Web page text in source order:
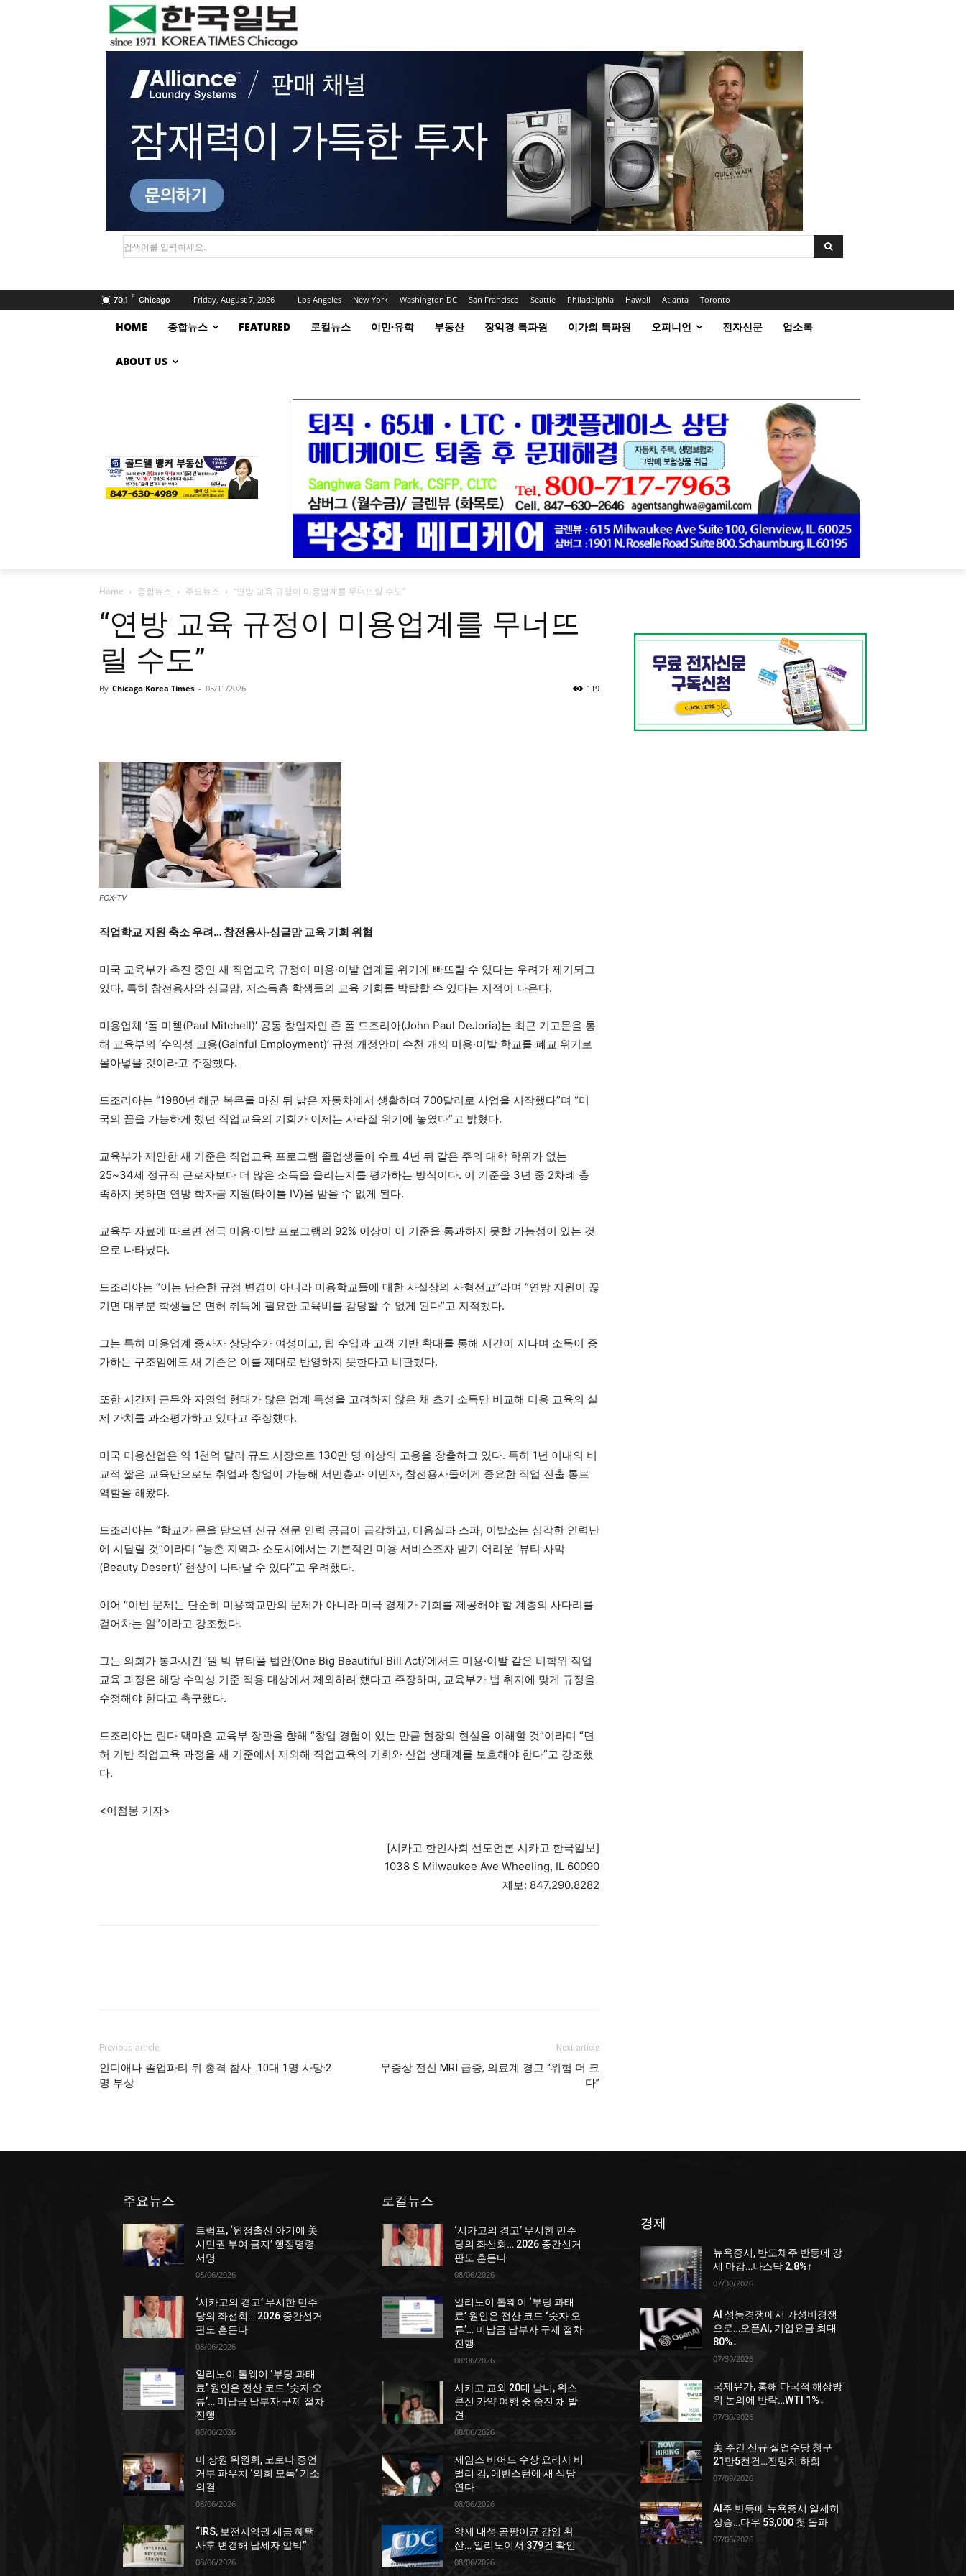
검색어를 입력하세요.
70.1 F Chicago Friday, August 7, 2026 Los Angeles New York Washington DC San Francisco Seattle Philadelphia Hawaii Atlanta Toronto
HOME 종합뉴스 FEATURED 로컬뉴스 이민·유학 부동산 장익경 특파원 이가희 특파원 오피니언 전자신문 업소록
ABOUT US
Home 종합뉴스 주요뉴스 “연방 교육 규정이 미용업계를 무너뜨릴 수도”
“연방 교육 규정이 미용업계를 무너뜨
릴 수도”
By Chicago Korea Times - 05/11/2026 119
FOX-TV
직업학교 지원 축소 우려… 참전용사·싱글맘 교육 기회 위협
미국 교육부가 추진 중인 새 직업교육 규정이 미용·이발 업계를 위기에 빠뜨릴 수 있다는 우려가 제기되고
있다. 특히 참전용사와 싱글맘, 저소득층 학생들의 교육 기회를 박탈할 수 있다는 지적이 나온다.
미용업체 ‘폴 미첼(Paul Mitchell)’ 공동 창업자인 존 폴 드조리아(John Paul DeJoria)는 최근 기고문을 통
해 교육부의 ‘수익성 고용(Gainful Employment)’ 규정 개정안이 수천 개의 미용·이발 학교를 폐교 위기로
몰아넣을 것이라고 주장했다.
드조리아는 “1980년 해군 복무를 마친 뒤 낡은 자동차에서 생활하며 700달러로 사업을 시작했다”며 “미
국의 꿈을 가능하게 했던 직업교육의 기회가 이제는 사라질 위기에 놓였다”고 밝혔다.
교육부가 제안한 새 기준은 직업교육 프로그램 졸업생들이 수료 4년 뒤 같은 주의 대학 학위가 없는
25~34세 정규직 근로자보다 더 많은 소득을 올리는지를 평가하는 방식이다. 이 기준을 3년 중 2차례 충
족하지 못하면 연방 학자금 지원(타이틀 IV)을 받을 수 없게 된다.
교육부 자료에 따르면 전국 미용·이발 프로그램의 92% 이상이 이 기준을 통과하지 못할 가능성이 있는 것
으로 나타났다.
드조리아는 “이는 단순한 규정 변경이 아니라 미용학교들에 대한 사실상의 사형선고”라며 “연방 지원이 끊
기면 대부분 학생들은 면허 취득에 필요한 교육비를 감당할 수 없게 된다”고 지적했다.
그는 특히 미용업계 종사자 상당수가 여성이고, 팁 수입과 고객 기반 확대를 통해 시간이 지나며 소득이 증
가하는 구조임에도 새 기준은 이를 제대로 반영하지 못한다고 비판했다.
또한 시간제 근무와 자영업 형태가 많은 업계 특성을 고려하지 않은 채 초기 소득만 비교해 미용 교육의 실
제 가치를 과소평가하고 있다고 주장했다.
미국 미용산업은 약 1천억 달러 규모 시장으로 130만 명 이상의 고용을 창출하고 있다. 특히 1년 이내의 비
교적 짧은 교육만으로도 취업과 창업이 가능해 서민층과 이민자, 참전용사들에게 중요한 직업 진출 통로
역할을 해왔다.
드조리아는 “학교가 문을 닫으면 신규 전문 인력 공급이 급감하고, 미용실과 스파, 이발소는 심각한 인력난
에 시달릴 것”이라며 “농촌 지역과 소도시에서는 기본적인 미용 서비스조차 받기 어려운 ‘뷰티 사막
(Beauty Desert)’ 현상이 나타날 수 있다”고 우려했다.
이어 “이번 문제는 단순히 미용학교만의 문제가 아니라 미국 경제가 기회를 제공해야 할 계층의 사다리를
걷어차는 일”이라고 강조했다.
그는 의회가 통과시킨 ‘원 빅 뷰티풀 법안(One Big Beautiful Bill Act)’에서도 미용·이발 같은 비학위 직업
교육 과정은 해당 수익성 기준 적용 대상에서 제외하려 했다고 주장하며, 교육부가 법 취지에 맞게 규정을
수정해야 한다고 촉구했다.
드조리아는 린다 맥마흔 교육부 장관을 향해 “창업 경험이 있는 만큼 현장의 현실을 이해할 것”이라며 “면
허 기반 직업교육 과정을 새 기준에서 제외해 직업교육의 기회와 산업 생태계를 보호해야 한다”고 강조했
다.
<이점봉 기자>
[시카고 한인사회 선도언론 시카고 한국일보]
1038 S Milwaukee Ave Wheeling, IL 60090
제보: 847.290.8282
Previous article
인디애나 졸업파티 뒤 총격 참사…10대 1명 사망·2
명 부상
Next article
무증상 전신 MRI 급증, 의료계 경고 “위험 더 크
다”
주요뉴스
트럼프, ‘원정출산 아기에 美
시민권 부여 금지’ 행정명령
서명
08/06/2026
‘시카고의 경고’ 무시한 민주
당의 좌선회… 2026 중간선거
판도 흔든다
08/06/2026
일리노이 톨웨이 ‘부당 과태
료’ 원인은 전산 코드 ‘숫자 오
류’… 미납금 납부자 구제 절차
진행
08/06/2026
미 상원 위원회, 코로나 증언
거부 파우치 ‘의회 모독’ 기소
의결
08/06/2026
“IRS, 보전지역권 세금 혜택
사후 변경해 납세자 압박”
08/06/2026
로컬뉴스
‘시카고의 경고’ 무시한 민주
당의 좌선회… 2026 중간선거
판도 흔든다
08/06/2026
일리노이 톨웨이 ‘부당 과태
료’ 원인은 전산 코드 ‘숫자 오
류’… 미납금 납부자 구제 절차
진행
08/06/2026
시카고 교외 20대 남녀, 위스
콘신 카약 여행 중 숨진 채 발
견
08/06/2026
제임스 비어드 수상 요리사 비
벌리 김, 에반스턴에 새 식당
연다
08/06/2026
약제 내성 곰팡이균 감염 확
산… 일리노이서 379건 확인
08/06/2026
경제
뉴욕증시, 반도체주 반등에 강
세 마감…나스닥 2.8%↑
07/30/2026
AI 성능경쟁에서 가성비경쟁
으로…오픈AI, 기업요금 최대
80%↓
07/30/2026
국제유가, 홍해 다국적 해상방
위 논의에 반락…WTI 1%↓
07/30/2026
美 주간 신규 실업수당 청구
21만5천건…전망치 하회
07/09/2026
AI주 반등에 뉴욕증시 일제히
상승…다우 53,000 첫 돌파
07/06/2026